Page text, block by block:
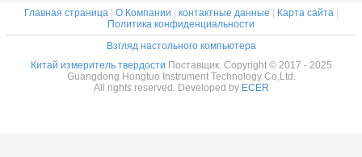
Главная страница| О Компании | контактные данные | Карта сайта|
Политика конфиденциальности
Взгляд настольного компьютера
Китай измеритель твердости Поставщик. Copyright © 2017 - 2025
Guangdong Hongtuo Instrument Technology Co,Ltd.
All rights reserved. Developed by ECER